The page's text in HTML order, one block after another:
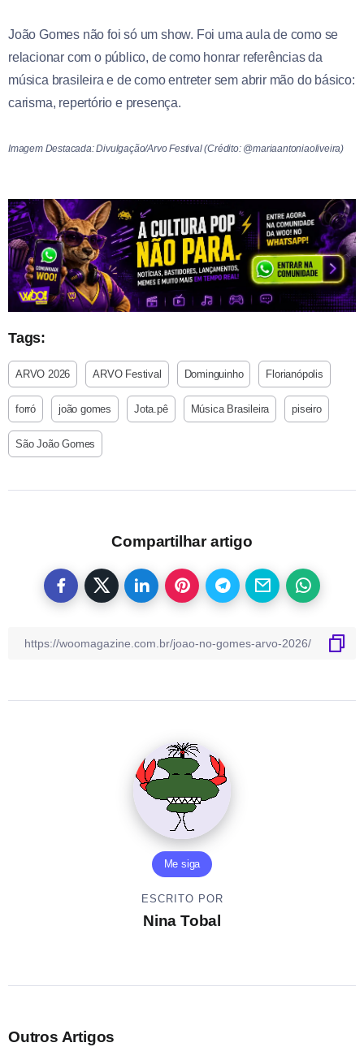
João Gomes não foi só um show. Foi uma aula de como se
relacionar com o público, de como honrar referências da
música brasileira e de como entreter sem abrir mão do básico:
carisma, repertório e presença.
Imagem Destacada: Divulgação/Arvo Festival (Crédito: @mariaantoniaoliveira)
Tags:
ARVO 2026 ARVO Festival Dominguinho Florianópolis
forró joão gomes Jota.pê Música Brasileira piseiro
São João Gomes
Compartilhar artigo
Me siga
ESCRITO POR
Nina Tobal
Outros Artigos